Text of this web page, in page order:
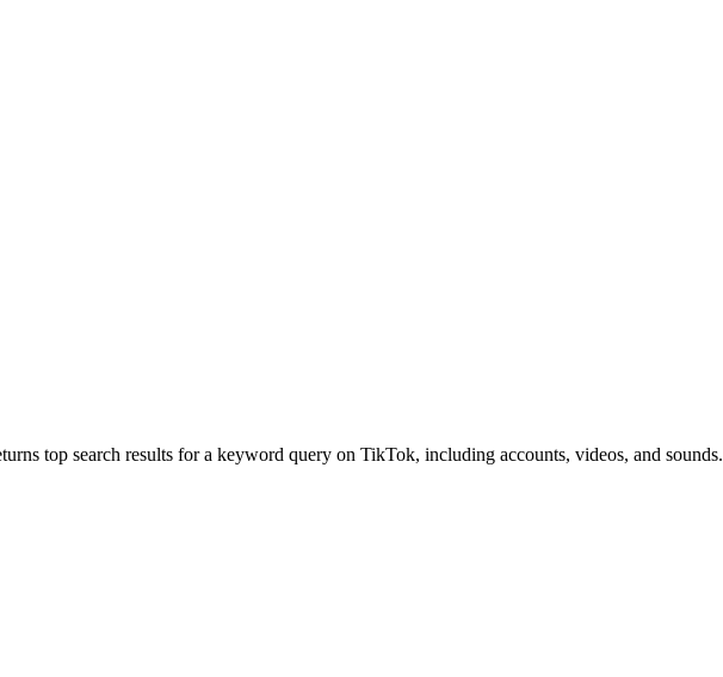
top search results for a keyword query on TikTok, including accounts, videos, and sounds.